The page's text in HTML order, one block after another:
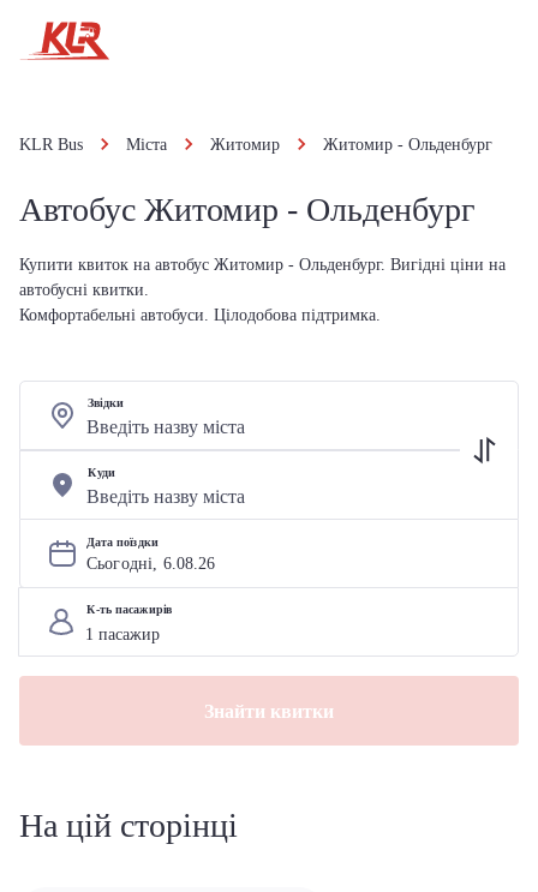
KLR Bus Міста Житомир Житомир - Ольденбург
Автобус Житомир - Ольденбург
Купити квиток на автобус Житомир - Ольденбург. Вигідні ціни на
автобусні квитки.
Комфортабельні автобуси. Цілодобова підтримка.
Звідки
Куди
Дата поїздки
Сьогодні, 6.08.26
К-ть пасажирів
Знайти квитки
На цій сторінці